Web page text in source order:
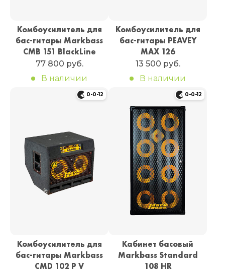
Комбоусилитель для
бас-гитары Markbass
CMB 151 BlackLine
77 800 руб.
В наличии
Комбоусилитель для
бас-гитары PEAVEY
MAX 126
13 500 руб.
В наличии
0-0-12
Комбоусилитель для
бас-гитары Markbass
CMD 102 P V
0-0-12
Кабинет басовый
Markbass Standard
108 HR